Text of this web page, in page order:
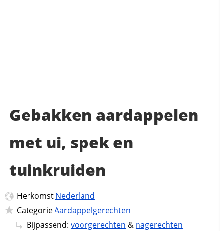
Gebakken aardappelen
met ui, spek en
tuinkruiden
Herkomst Nederland
CategorieAardappelgerechten
Bijpassend: voorgerechten & nagerechten